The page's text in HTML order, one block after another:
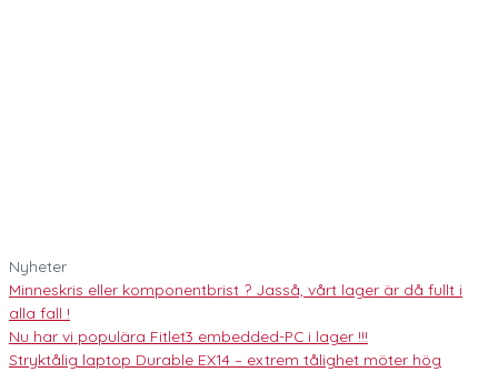
Nyheter
Minneskris eller komponentbrist ? Jasså, vårt lager är då fullt i
alla fall !
Nu har vi populära Fitlet3 embedded-PC i lager !!!
Stryktålig laptop Durable EX14 – extrem tålighet möter hög